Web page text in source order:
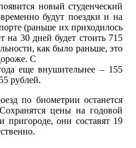
новый студенческий
будут поездки и на
(раньше их приходилось
на 30 дней будет стоить 715
как было раньше, это
С
еще внушительнее – 155
рублей.
по биометрии останется
цены на годовой
пригороде, они составят 19